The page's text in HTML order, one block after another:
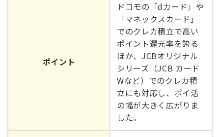
ポイント
ドコモの「dカード」や
「マネックスカード」
でのクレカ積立で高い
ポイント還元率を誇る
ほか、JCBオリジナル
シリーズ（JCB カード
Wなど）でのクレカ積
立にも対応し、ポイ活
の幅が大きく広がりま
した。